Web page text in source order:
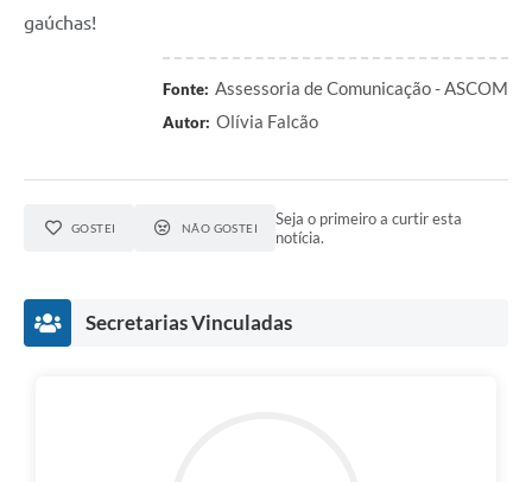
gaúchas!
Fonte: Assessoria de Comunicação - ASCOM
Autor: Olívia Falcão
GOSTEI NÃO GOSTEI
Seja o primeiro a curtir esta
notícia.
Secretarias Vinculadas